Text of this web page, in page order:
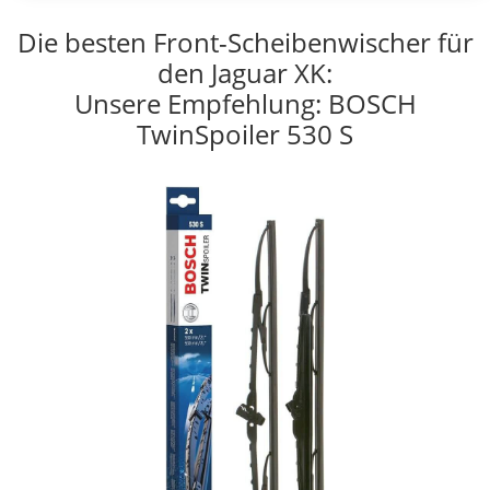
Die besten Front-Scheibenwischer für
den Jaguar XK:
Unsere Empfehlung: BOSCH
TwinSpoiler 530 S